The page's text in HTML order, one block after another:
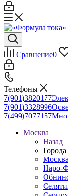
Сравнение0
Телефоны
7(901)3820177
7(901)3328996
7(499)7077157
Москва
Назад
Города
Москва
Наро-